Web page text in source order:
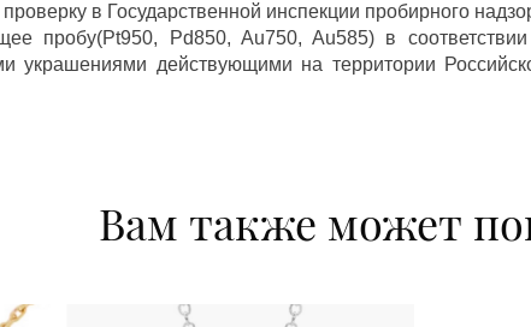
в Государственной инспекции пробирного
пробу(Pt950, Pd850, Au750, Au585) в
украшениями действующими на территории
Вам также может